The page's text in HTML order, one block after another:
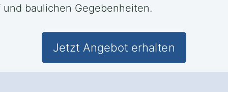
baulichen Gegebenheiten.
Jetzt Angebot erhalten